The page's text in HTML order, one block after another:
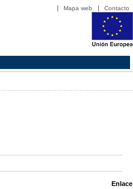
Mapa web Contacto
Enlace